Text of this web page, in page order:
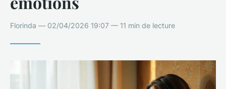
Florinda — 02/04/2026 19:07 — 11 min de lecture